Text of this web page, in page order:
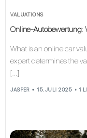
VALUATIONS
Online-Autobewertung:
What is an online car
expert determines the
[…]
JASPER 15. JULI 2025 1